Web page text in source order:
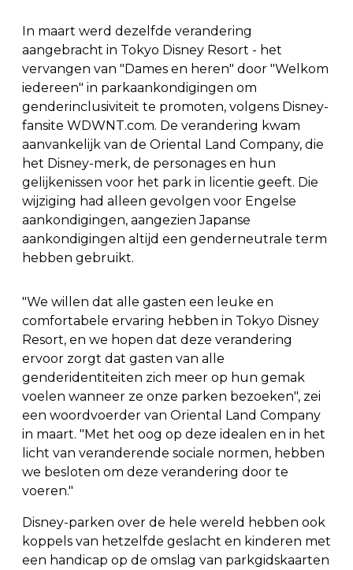
In maart werd dezelfde verandering
aangebracht in Tokyo Disney Resort - het
vervangen van "Dames en heren" door "Welkom
iedereen" in parkaankondigingen om
genderinclusiviteit te promoten, volgens Disney-
fansite WDWNT.com. De verandering kwam
aanvankelijk van de Oriental Land Company, die
het Disney-merk, de personages en hun
gelijkenissen voor het park in licentie geeft. Die
wijziging had alleen gevolgen voor Engelse
aankondigingen, aangezien Japanse
aankondigingen altijd een genderneutrale term
hebben gebruikt.
"We willen dat alle gasten een leuke en
comfortabele ervaring hebben in Tokyo Disney
Resort, en we hopen dat deze verandering
ervoor zorgt dat gasten van alle
genderidentiteiten zich meer op hun gemak
voelen wanneer ze onze parken bezoeken", zei
een woordvoerder van Oriental Land Company
in maart. "Met het oog op deze idealen en in het
licht van veranderende sociale normen, hebben
we besloten om deze verandering door te
voeren."
Disney-parken over de hele wereld hebben ook
koppels van hetzelfde geslacht en kinderen met
een handicap op de omslag van parkgidskaarten